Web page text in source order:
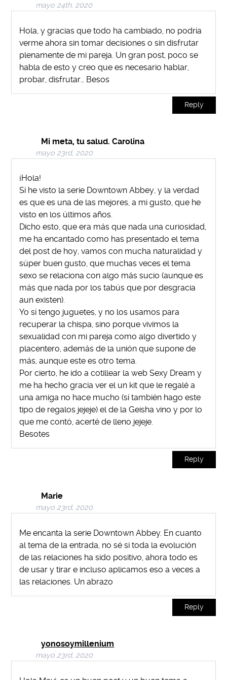
mayo 24th, 2020
Hola, y gracias que todo ha cambiado, no podría
verme ahora sin tomar decisiones o sin disfrutar
plenamente de mi pareja. Un gran post, poco se
habla de esto y creo que es necesario hablar,
probar, disfrutar… Besos
Reply
Mi meta, tu salud. Carolina
mayo 23rd, 2020
¡Hola!
Sí he visto la serie Downtown Abbey, y la verdad
es que es una de las mejores, a mi gusto, que he
visto en los últimos años.
Dicho esto, que era más que nada una curiosidad,
me ha encantado como has presentado el tema
del post de hoy, vamos con mucha naturalidad y
súper buen gusto, que muchas veces el tema
sexo se relaciona con algo más sucio (aunque es
más que nada por los tabús que por desgracia
aun existen).
Yo sí tengo juguetes, y no los usamos para
recuperar la chispa, sino porque vivimos la
sexualidad con mi pareja como algo divertido y
placentero, además de la unión que supone de
más, aunque este es otro tema.
Por cierto, he ido a cotillear la web Sexy Dream y
me ha hecho gracia ver el un kit que le regalé a
una amiga no hace mucho (sí también hago este
tipo de regalos jejeje) el de la Geisha vino y por lo
que me contó, acerté de lleno jejeje.
Besotes
Reply
Marie
mayo 23rd, 2020
Me encanta la serie Downtown Abbey. En cuanto
al tema de la entrada, no sé si toda la evolución
de las relaciones ha sido positivo, ahora todo es
de usar y tirar e incluso aplicamos eso a veces a
las relaciones. Un abrazo
Reply
yonosoymillenium
mayo 23rd, 2020